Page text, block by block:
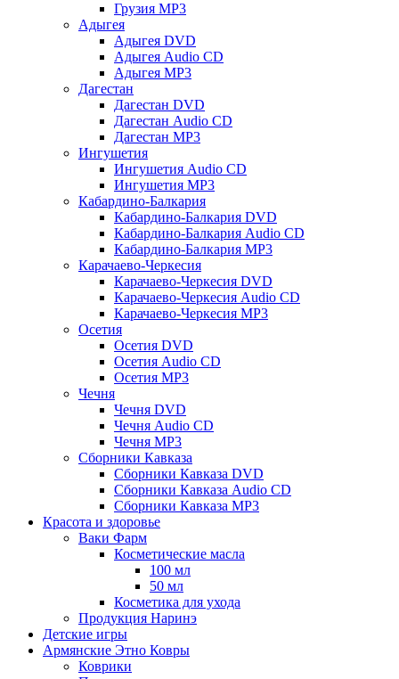
Грузия MP3
Адыгея
Адыгея DVD
Адыгея Audio CD
Адыгея MP3
Дагестан
Дагестан DVD
Дагестан Audio CD
Дагестан MP3
Ингушетия
Ингушетия Audio CD
Ингушетия MP3
Кабардино-Балкария
Кабардино-Балкария DVD
Кабардино-Балкария Audio CD
Кабардино-Балкария MP3
Карачаево-Черкесия
Карачаево-Черкесия DVD
Карачаево-Черкесия Audio CD
Карачаево-Черкесия MP3
Осетия
Осетия DVD
Осетия Audio CD
Осетия MP3
Чечня
Чечня DVD
Чечня Audio CD
Чечня MP3
Сборники Кавказа
Сборники Кавказа DVD
Сборники Кавказа Audio CD
Сборники Кавказа MP3
Красота и здоровье
Ваки Фарм
Косметические масла
100 мл
50 мл
Косметика для ухода
Продукция Наринэ
Детские игры
Армянские Этно Ковры
Коврики